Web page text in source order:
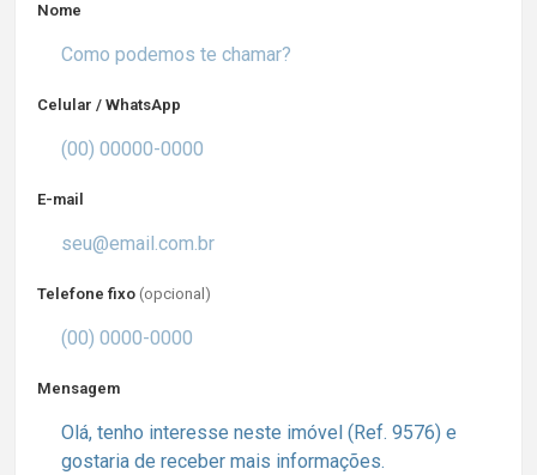
Nome
Celular / WhatsApp
E-mail
Telefone fixo (opcional)
Mensagem